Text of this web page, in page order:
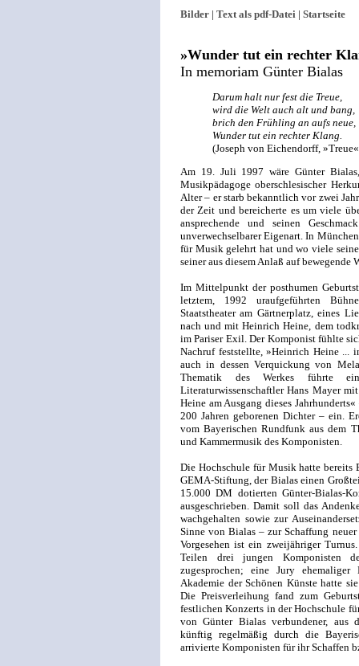
Bilder | Text als pdf-Datei | Startseite
»Wunder tut ein rechter
In memoriam Günter Bialas
Darum halt nur fest die Treue,
wird die Welt auch alt und bang,
brich den Frühling an aufs neue,
Wunder tut ein rechter Klang.
(Joseph von Eichendorff,
Am 19. Juli 1997 wäre Günter
Musikpädagoge oberschlesischer
Alter – er starb bekanntlich vor zwei
der Zeit und bereicherte es um viele
ansprechende und seinen
unverwechselbarer Eigenart. In
für Musik gelehrt hat und wo viele
seiner aus diesem Anlaß auf bewegende
Im Mittelpunkt der posthumen
letztem, 1992 uraufgeführten
Staatstheater am Gärtnerplatz, eines
nach und mit Heinrich Heine, dem
im Pariser Exil. Der Komponist fühlte
Nachruf feststellte, »Heinrich Heine ...
auch in dessen Verquickung von
Thematik des Werkes führte
Literaturwissenschaftler Hans Mayer
Heine am Ausgang dieses
200 Jahren geborenen Dichter – ein.
vom Bayerischen Rundfunk aus dem
und Kammermusik des Komponisten.
Die Hochschule für Musik hatte bereits
GEMA-Stiftung, der Bialas einen
15.000 DM dotierten Günter-Bialas-
ausgeschrieben. Damit soll das
wachgehalten sowie zur
Sinne von Bialas – zur Schaffung
Vorgesehen ist ein zweijähriger
Teilen drei jungen Komponisten
zugesprochen; eine Jury
Akademie der Schönen Künste hatte
Die Preisverleihung fand zum
festlichen Konzerts in der Hochschule
von Günter Bialas verbundener, aus
künftig regelmäßig durch die
arrivierte Komponisten für ihr Schaffen